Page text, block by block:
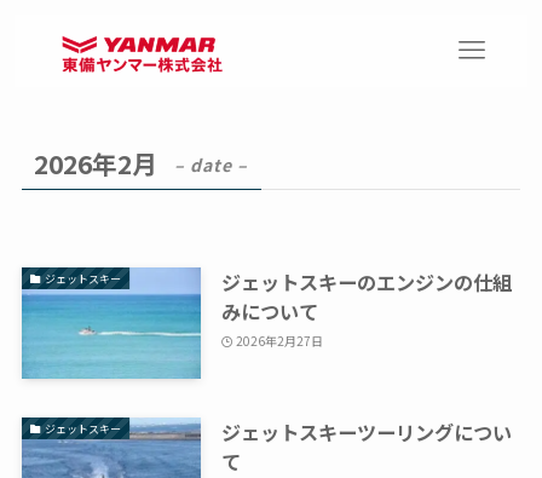
2026年2月 – date –
ジェットスキー
ジェットスキーのエンジンの仕組
みについて
2026年2月27日
ジェットスキー
ジェットスキーツーリングについ
て